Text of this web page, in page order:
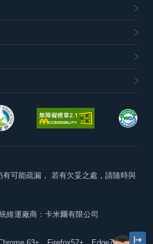
可能疏漏， 若有欠妥之處，請隨時與
統維運廠商：卡米爾有限公司